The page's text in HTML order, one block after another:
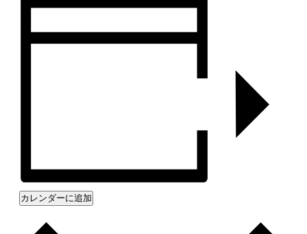
カレンダーに追加